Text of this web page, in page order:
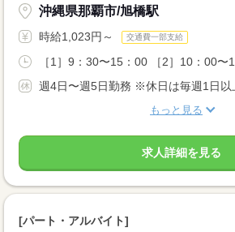
沖縄県那覇市/旭橋駅
時給1,023円～ 交通費一部支給
［1］9：30〜15：00 ［2］10：00〜
週4日〜週5日勤務 ※休日は毎週1日以
もっと見る
求人詳細を見る
[パート・アルバイト]